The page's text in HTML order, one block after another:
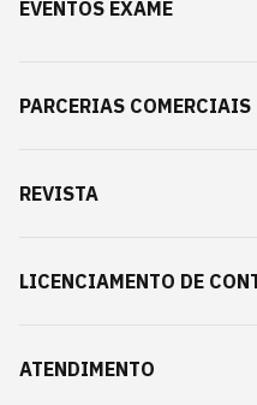
EVENTOS EXAME
PARCERIAS COMERCIAIS
REVISTA
LICENCIAMENTO DE
ATENDIMENTO